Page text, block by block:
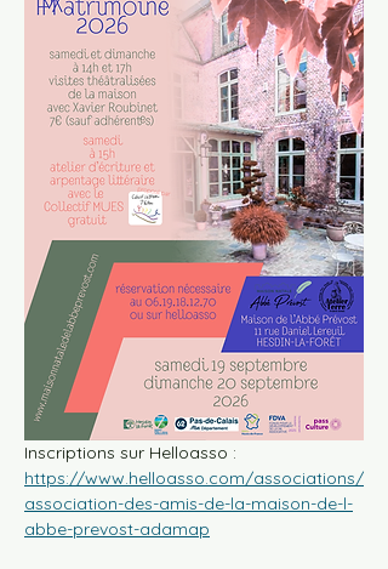
Inscriptions sur Helloasso :
https://www.helloasso.com/associations/
association-des-amis-de-la-maison-de-l-
abbe-prevost-adamap